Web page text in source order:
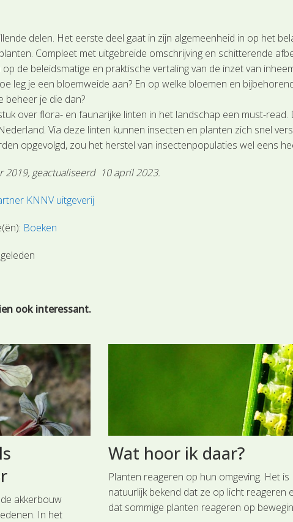
delen. Het eerste deel gaat in zijn algemeenheid in op het
Compleet met uitgebreide omschrijving en schitterende
de beleidsmatige en praktische vertaling van de inzet van
leg je een bloemweide aan? En op welke bloemen en
beheer je die dan?
over flora- en faunarijke linten in het landschap een must-
Via deze linten kunnen insecten en planten zich snel
opgevolgd, zou het herstel van insectenpopulaties wel eens
2019, geactualiseerd 10 april 2023.
KNNV uitgeverij
Boeken
ook interessant.
akkerbouw
In het
Wat hoor ik daar?
Planten reageren op hun omgeving. Het is
natuurlijk bekend dat ze op licht reageren
dat sommige planten reageren op